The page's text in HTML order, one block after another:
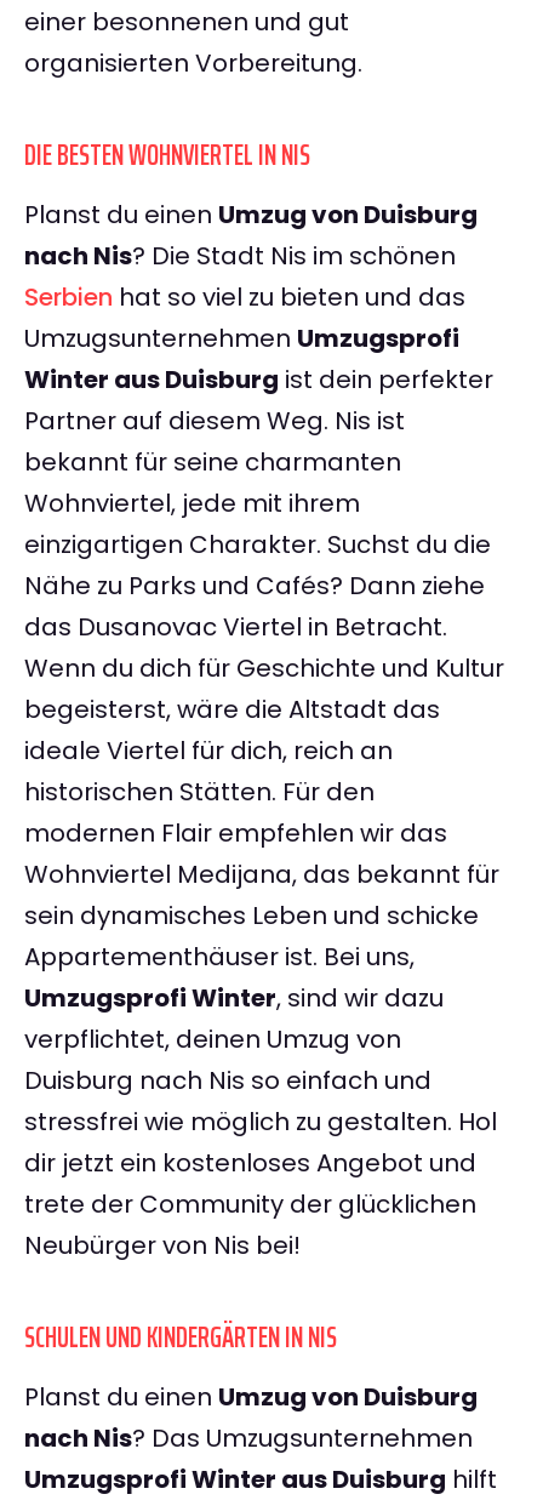
einer besonnenen und gut
organisierten Vorbereitung.
DIE BESTEN WOHNVIERTEL IN NIS
Planst du einen Umzug von Duisburg
nach Nis? Die Stadt Nis im schönen
Serbien hat so viel zu bieten und das
Umzugsunternehmen Umzugsprofi
Winter aus Duisburg ist dein perfekter
Partner auf diesem Weg. Nis ist
bekannt für seine charmanten
Wohnviertel, jede mit ihrem
einzigartigen Charakter. Suchst du die
Nähe zu Parks und Cafés? Dann ziehe
das Dusanovac Viertel in Betracht.
Wenn du dich für Geschichte und Kultur
begeisterst, wäre die Altstadt das
ideale Viertel für dich, reich an
historischen Stätten. Für den
modernen Flair empfehlen wir das
Wohnviertel Medijana, das bekannt für
sein dynamisches Leben und schicke
Appartementhäuser ist. Bei uns,
Umzugsprofi Winter, sind wir dazu
verpflichtet, deinen Umzug von
Duisburg nach Nis so einfach und
stressfrei wie möglich zu gestalten. Hol
dir jetzt ein kostenloses Angebot und
trete der Community der glücklichen
Neubürger von Nis bei!
SCHULEN UND KINDERGÄRTEN IN NIS
Planst du einen Umzug von Duisburg
nach Nis? Das Umzugsunternehmen
Umzugsprofi Winter aus Duisburg hilft